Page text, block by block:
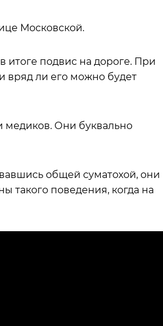
Московской.
итоге подвис на дороге. При
вряд ли его можно будет
Они буквально
общей суматохой, они
такого поведения, когда на